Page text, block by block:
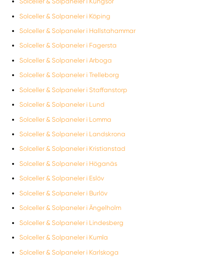
Solceller & Solpaneler i Köping
Solceller & Solpaneler i Hallstahammar
Solceller & Solpaneler i Fagersta
Solceller & Solpaneler i Arboga
Solceller & Solpaneler i Trelleborg
Solceller & Solpaneler i Staffanstorp
Solceller & Solpaneler i Lund
Solceller & Solpaneler i Lomma
Solceller & Solpaneler i Landskrona
Solceller & Solpaneler i Kristianstad
Solceller & Solpaneler i Höganäs
Solceller & Solpaneler i Eslöv
Solceller & Solpaneler i Burlöv
Solceller & Solpaneler i Ängelholm
Solceller & Solpaneler i Lindesberg
Solceller & Solpaneler i Kumla
Solceller & Solpaneler i Karlskoga